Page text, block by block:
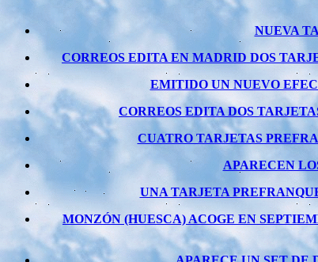
NUEVA
CORREOS EDITA EN MADRID DOS
EMITIDO UN NUEVO
CORREOS EDITA DOS
CUATRO TARJETAS
APARECEN
UNA TARJETA
MONZÓN (HUESCA) ACOGE EN